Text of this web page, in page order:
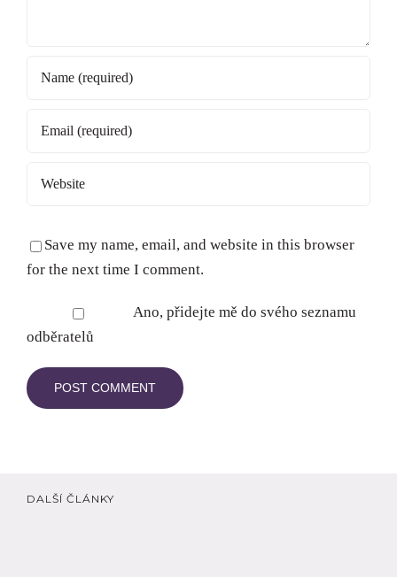
Save my name, email, and website in this browser
for the next time I comment.
Ano, přidejte mě do svého seznamu
odběratelů
DALŠÍ ČLÁNKY